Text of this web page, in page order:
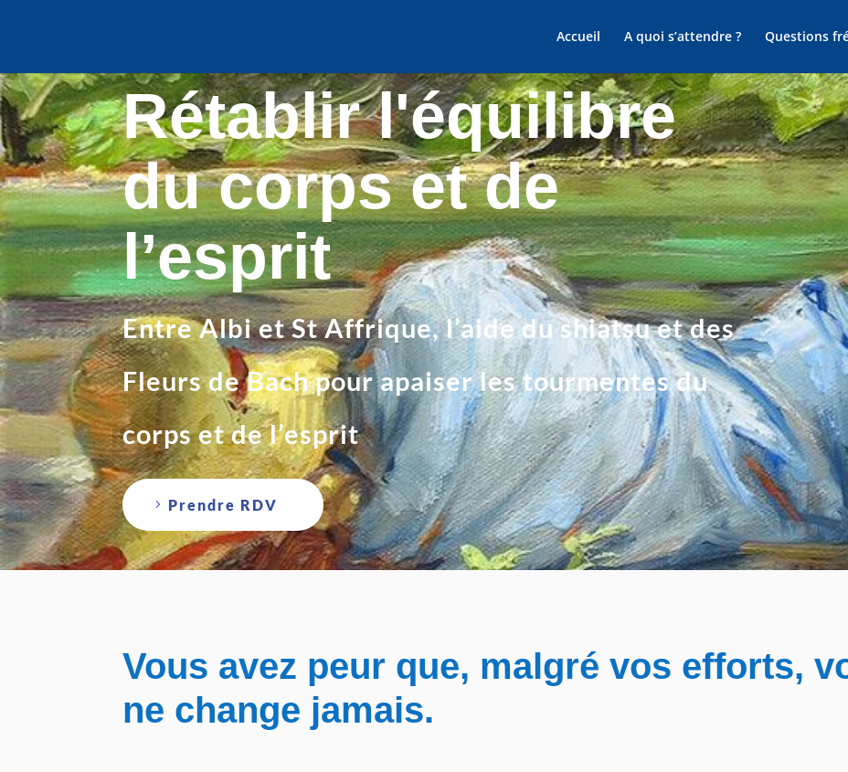
Accueil A quoi s’attendre ? Questions
Rétablir l'équilibre
du corps et de
l’esprit
Entre Albi et St Affrique, l’aide du shiatsu et des
Fleurs de Bach pour apaiser les tourmentes du
corps et de l’esprit
Prendre RDV
Vous avez peur que, malgré vos efforts,
ne change jamais.